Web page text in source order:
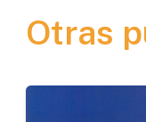
los
Sistemas
Otras